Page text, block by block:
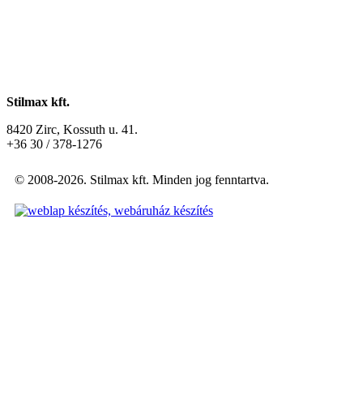
Stilmax kft.
8420 Zirc, Kossuth u. 41.
+36 30 / 378-1276
© 2008-2026. Stilmax kft. Minden jog fenntartva.